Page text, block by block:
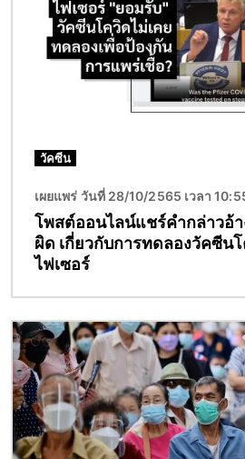
วัคซีน
เผยแพร่ วันที่ 28/10/2565 เวลา
โพสต์ออนไลน์แชร์คำกล่าวอ้า
ผิด เกี่ยวกับการทดลองวัคซีน
ไฟเซอร์
Image